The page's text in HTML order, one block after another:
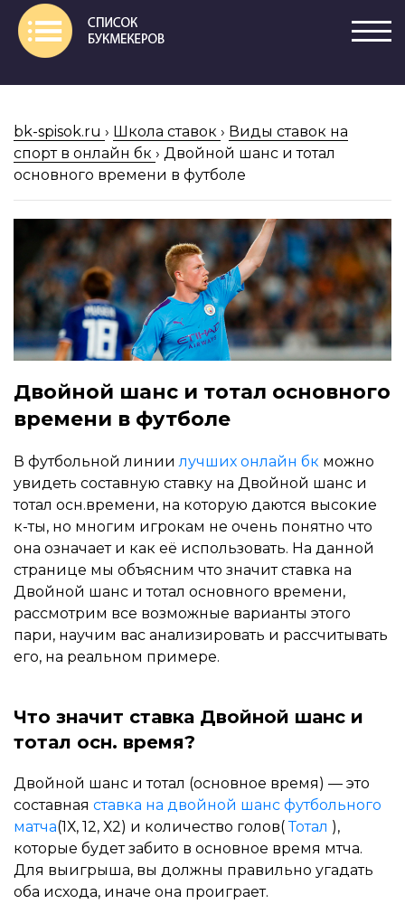
bk-spisok.ru › Школа ставок › Виды ставок на
спорт в онлайн бк › Двойной шанс и тотал
основного времени в футболе
Двойной шанс и тотал основного
времени в футболе
В футбольной линии лучших онлайн бк можно
увидеть составную ставку на Двойной шанс и
тотал осн.времени, на которую даются высокие
к-ты, но многим игрокам не очень понятно что
она означает и как её использовать. На данной
странице мы объясним что значит ставка на
Двойной шанс и тотал основного времени,
рассмотрим все возможные варианты этого
пари, научим вас анализировать и рассчитывать
его, на реальном примере.
Что значит ставка Двойной шанс и
тотал осн. время?
Двойной шанс и тотал (основное время) — это
составная ставка на двойной шанс футбольного
матча(1Х, 12, Х2) и количество голов(Тотал ),
которые будет забито в основное время мтча.
Для выигрыша, вы должны правильно угадать
оба исхода, иначе она проиграет.